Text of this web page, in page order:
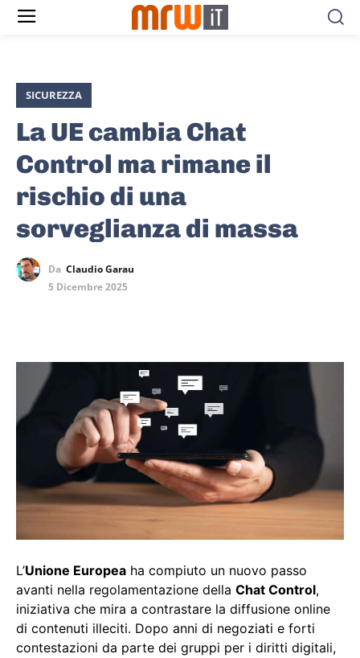
SICUREZZA
La UE cambia Chat
Control ma rimane il
rischio di una
sorveglianza di massa
Da Claudio Garau
5 Dicembre 2025
L’Unione Europea ha compiuto un nuovo passo
avanti nella regolamentazione della Chat Control,
iniziativa che mira a contrastare la diffusione online
di contenuti illeciti. Dopo anni di negoziati e forti
contestazioni da parte dei gruppi per i diritti digitali,